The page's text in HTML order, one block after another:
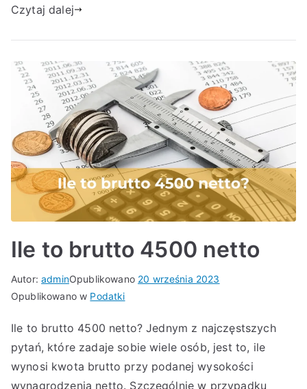
Czytaj dalej
Ile to brutto 4500 netto
Autor:adminOpublikowano 20 września 2023
Opublikowano w Podatki
Ile to brutto 4500 netto? Jednym z najczęstszych
pytań, które zadaje sobie wiele osób, jest to, ile
wynosi kwota brutto przy podanej wysokości
wynagrodzenia netto. Szczególnie w przypadku